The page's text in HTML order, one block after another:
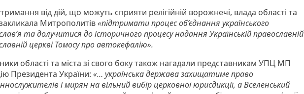
від дій, що можуть сприяти релігійній ворожнечі, влада області та
Митрополитів«підтримати процес об’єднання українського
та долучитися до історичного процесу надання Українській православній
церкві Томосу про автокефалію».
області та міста зі свого боку також нагадали представникам УПЦ МП
Президента України:«… українська держава захищатиме право
і мирян на вільний вибір церковної юрисдикції, а Вселенський